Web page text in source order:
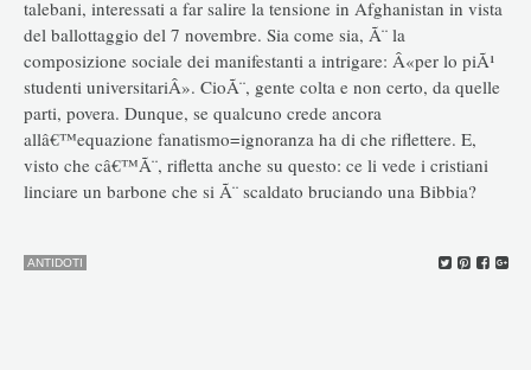
talebani, interessati a far salire la tensione in Afghanistan in vista
del ballottaggio del 7 novembre. Sia come sia, Ã¨ la
composizione sociale dei manifestanti a intrigare: Â«per lo piÃ¹
studenti universitariÂ». CioÃ¨, gente colta e non certo, da quelle
parti, povera. Dunque, se qualcuno crede ancora
allâ€™equazione fanatismo=ignoranza ha di che riflettere. E,
visto che câ€™Ã¨, rifletta anche su questo: ce li vede i cristiani
linciare un barbone che si Ã¨ scaldato bruciando una Bibbia?
ANTIDOTI